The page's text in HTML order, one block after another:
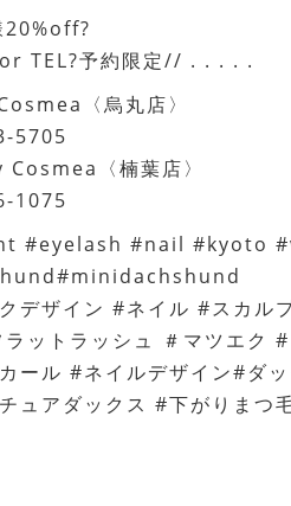
20%off?
TEL?予約限定// . . . . .
〈烏丸店〉
5705
〈楠葉店〉
1075
#eyelash #nail #kyoto
デザイン #ネイル #スカル
ットラッシュ ＃マツエク
ール #ネイルデザイン#ダッ
ュアダックス #下がりまつ